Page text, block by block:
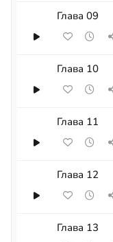
Глава 09
Глава 10
Глава 11
Глава 12
Глава 13